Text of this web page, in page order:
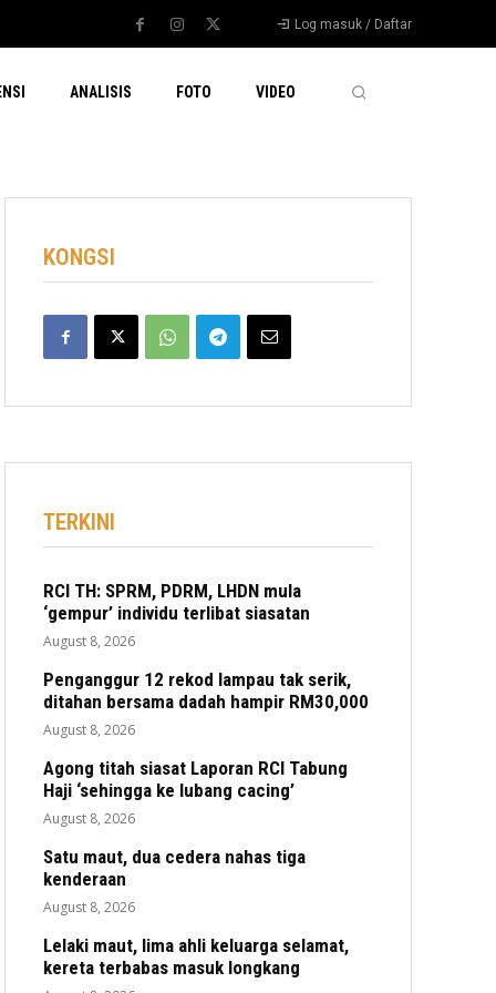
Log masuk / Daftar
ANALISIS FOTO VIDEO
KONGSI
TERKINI
RCI TH: SPRM, PDRM, LHDN mula
‘gempur’ individu terlibat siasatan
August 8, 2026
Penganggur 12 rekod lampau tak serik,
ditahan bersama dadah hampir RM30,000
August 8, 2026
Agong titah siasat Laporan RCI Tabung
Haji ‘sehingga ke lubang cacing’
August 8, 2026
Satu maut, dua cedera nahas tiga
kenderaan
August 8, 2026
Lelaki maut, lima ahli keluarga selamat,
kereta terbabas masuk longkang